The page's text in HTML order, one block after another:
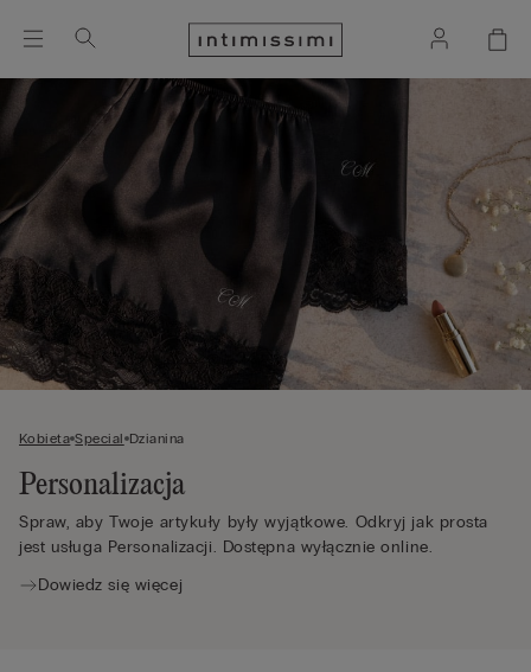
Kobieta Special Dzianina
Personalizacja
Spraw, aby Twoje artykuły były wyjątkowe. Odkryj jak prosta
jest usługa Personalizacji. Dostępna wyłącznie online.
Dowiedz się więcej